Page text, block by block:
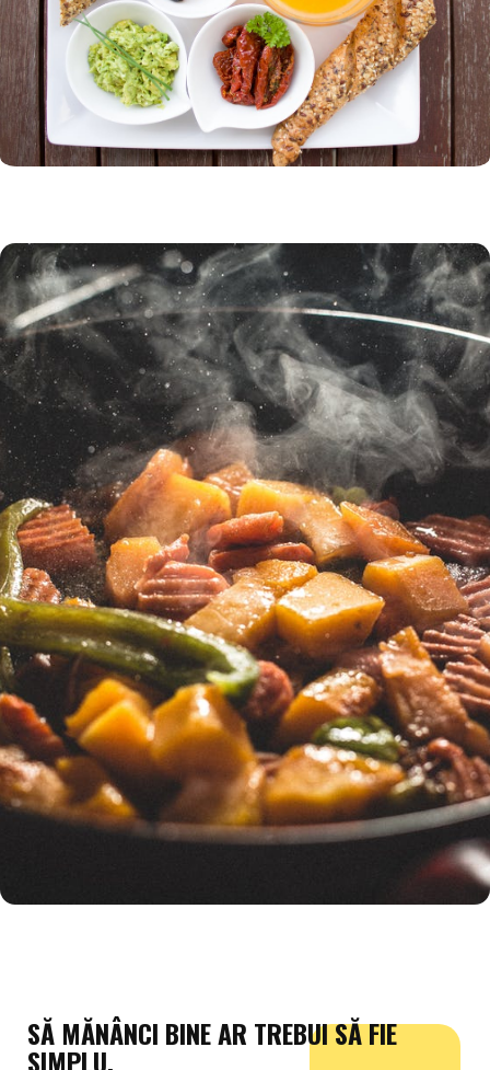
SĂ MĂNÂNCI BINE AR TREBUI SĂ FIE
SIMPLU.